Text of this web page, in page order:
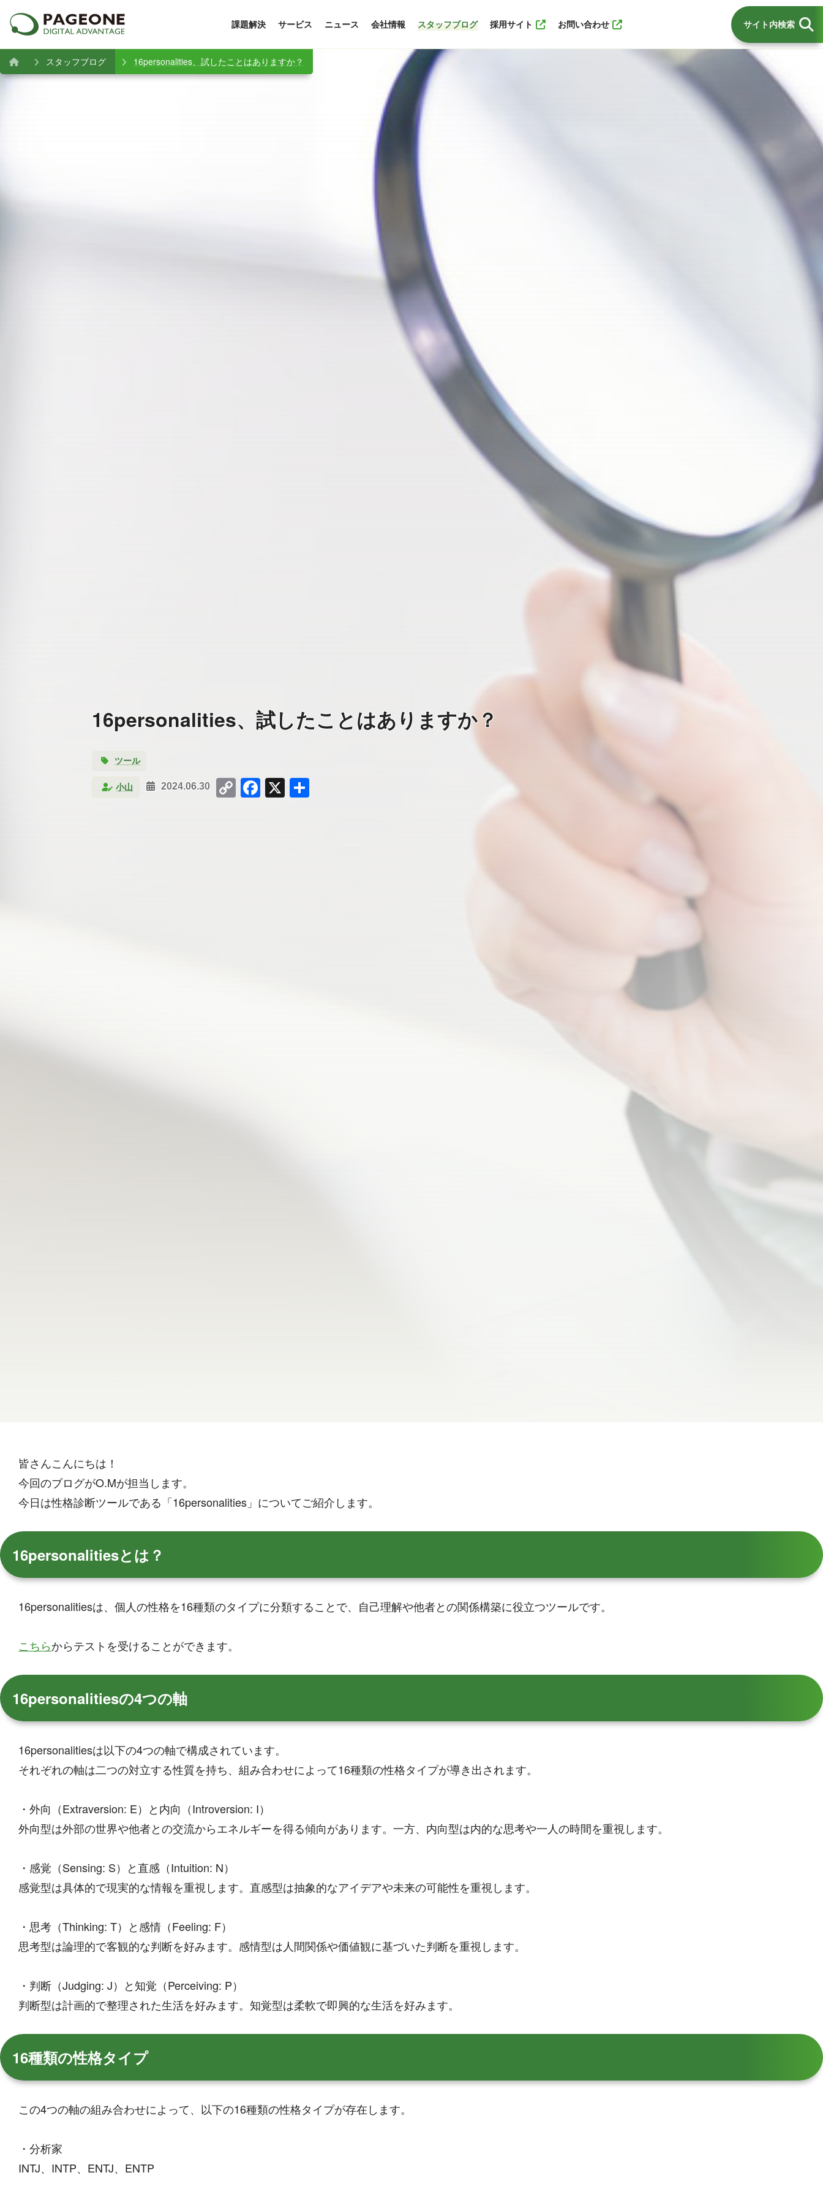
課題解決 サービス ニュース 会社情報 スタッフブログ 採用サイト お問い合わせ サイト内検索
スタッフブログ 16personalities、試したことはありますか？
16personalities、試したことはありますか？
ツール
小山 2024.06.30 Copy
Link
Facebook
X
皆さんこんにちは！
今回のブログがO.Mが担当します。
今日は性格診断ツールである「16personalities」についてご紹介します。
16personalitiesとは？
16personalitiesは、個人の性格を16種類のタイプに分類することで、自己理解や他者との関係構築に役立つツールです。
こちらからテストを受けることができます。
16personalitiesの4つの軸
16personalitiesは以下の4つの軸で構成されています。
それぞれの軸は二つの対立する性質を持ち、組み合わせによって16種類の性格タイプが導き出されます。
・外向（Extraversion: E）と内向（Introversion: I）
外向型は外部の世界や他者との交流からエネルギーを得る傾向があります。一方、内向型は内的な思考や一人の時間を重視します。
・感覚（Sensing: S）と直感（Intuition: N）
感覚型は具体的で現実的な情報を重視します。直感型は抽象的なアイデアや未来の可能性を重視します。
・思考（Thinking: T）と感情（Feeling: F）
思考型は論理的で客観的な判断を好みます。感情型は人間関係や価値観に基づいた判断を重視します。
・判断（Judging: J）と知覚（Perceiving: P）
判断型は計画的で整理された生活を好みます。知覚型は柔軟で即興的な生活を好みます。
16種類の性格タイプ
この4つの軸の組み合わせによって、以下の16種類の性格タイプが存在します。
・分析家
INTJ、INTP、ENTJ、ENTP